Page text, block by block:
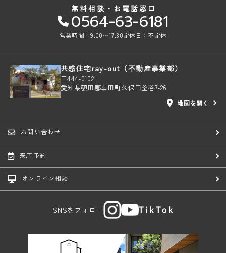
無料相談・お電話窓口
0564-63-6181
営業時間：9:00〜17:30定休日：不定休
共感住宅ray-out（不動産事業部）
〒444-0102
愛知県額田郡幸田町久保田釜谷7-26
地図を開く
お問い合わせ
来店予約
オンライン相談
SNSをフォロー